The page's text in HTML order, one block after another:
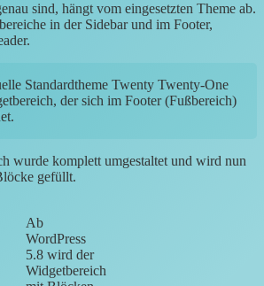
sind, hängt vom eingesetzten Theme ab.
in der Sidebar und im Footer,
Standardtheme Twenty Twenty-One
der sich im Footer (Fußbereich)
wurde komplett umgestaltet und wird nun
gefüllt.
Ab
WordPress
5.8 wird der
Widgetbereich